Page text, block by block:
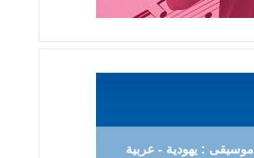
موسيقى : يهودية - عربية